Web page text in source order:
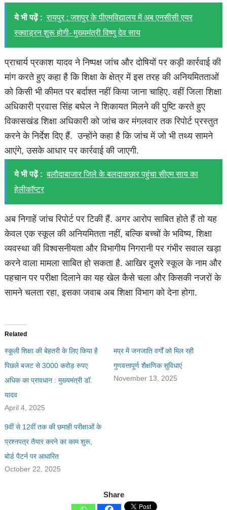
ये भी पढ़ें : रायपुर : जशपुर के पीएमविद्यालय में अब एनसीसी एयर
स्क्वाड्रन शुरू होगी- मुख्यमंत्री विष्णु देव साय
प्राचार्य प्रकाश यादव ने निष्पक्ष जांच और दोषियों पर कड़ी कार्रवाई की
मांग करते हुए कहा है कि शिक्षा के क्षेत्र में इस तरह की अनियमितताओं
को किसी भी कीमत पर बर्दाश्त नहीं किया जाना चाहिए. वहीं जिला शिक्षा
अधिकारी प्रवास सिंह बघेल ने शिकायत मिलने की पुष्टि करते हुए
विकासखंड शिक्षा अधिकारी को जांच कर मंगलवार तक रिपोर्ट प्रस्तुत
करने के निर्देश दिए हैं. उन्होंने कहा है कि जांच में जो भी तथ्य सामने
आएंगे, उसके आधार पर कार्रवाई की जाएगी.
ये भी पढ़ें : बलौदाबाजार जिले के बलदाकछार पहुंचा सीएम साय का
हेलीकॉप्टर
अब निगाहें जांच रिपोर्ट पर टिकी हैं. अगर आरोप साबित होते हैं तो यह
केवल एक स्कूल की अनियमितता नहीं, बल्कि बच्चों के भविष्य, शिक्षा
व्यवस्था की विश्वसनीयता और विभागीय निगरानी पर गंभीर सवाल खड़ा
करने वाला मामला साबित हो सकता है. आखिर दूसरे स्कूल के नाम और
पहचान पर परीक्षा दिलाने का यह खेल कैसे चला और किसकी नजरों के
सामने चलता रहा, इसका जवाब अब शिक्षा विभाग को देना होगा.
Related
स्कूली शिक्षा की बेहतरी के लिए किया है
पिछले बजट से 3000 करोड़ रुपए
अधिक का प्रावधान : मुख्यमंत्री डॉ.
यादव
April 4, 2025
मप्र में जनजाति वर्गों को मिल रही
गुणवत्तापूर्ण शैक्षणिक सुविधाएं
November 13, 2025
9वीं से 12वीं तक की छमाही परीक्षाओं के
प्रश्नपत्र तैयार करने का काम शुरू,
बोर्ड पैटर्न पर आधारित
October 22, 2025
Share